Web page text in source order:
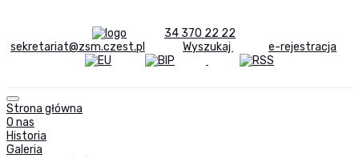
34 370 22 22
sekretariat@zsm.czest.pl
Wyszukaj e-rejestracja
Strona główna
O nas
Historia
Galeria